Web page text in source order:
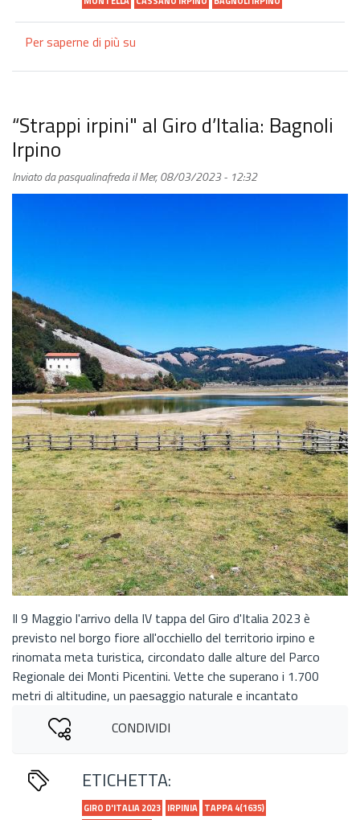
Per saperne di più su
Cassano
“Strappi irpini" al Giro d’Italia: Bagnoli
Irpino
Inviato dapasqualinafredailMer, 08/03/2023 - 12:32
Il 9 Maggio l'arrivo della IV tappa del Giro d'Italia 2023 è
previsto nel borgo fiore all'occhiello del territorio irpino e
rinomata meta turistica, circondato dalle alture del Parco
Regionale dei Monti Picentini. Vette che superano i 1.700
metri di altitudine, un paesaggio naturale e incantato
CONDIVIDI
ETICHETTA:
GIRO D'ITALIA 2023 IRPINIA TAPPA 4(1635)